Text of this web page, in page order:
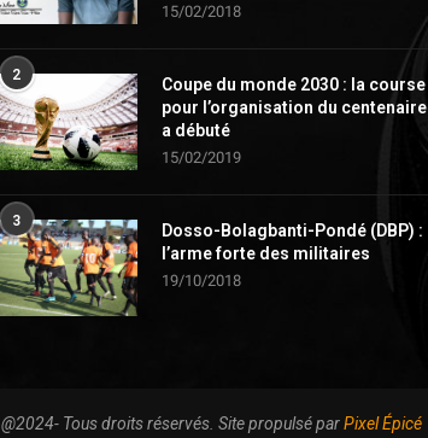
15/02/2018
2
Coupe du monde 2030 : la course
pour l’organisation du centenaire
a débuté
15/02/2019
3
Dosso-Bolagbanti-Pondé (DBP) :
l’arme forte des militaires
19/10/2018
@2024- Tous droits réservés. Site propulsé parPixel Épicé